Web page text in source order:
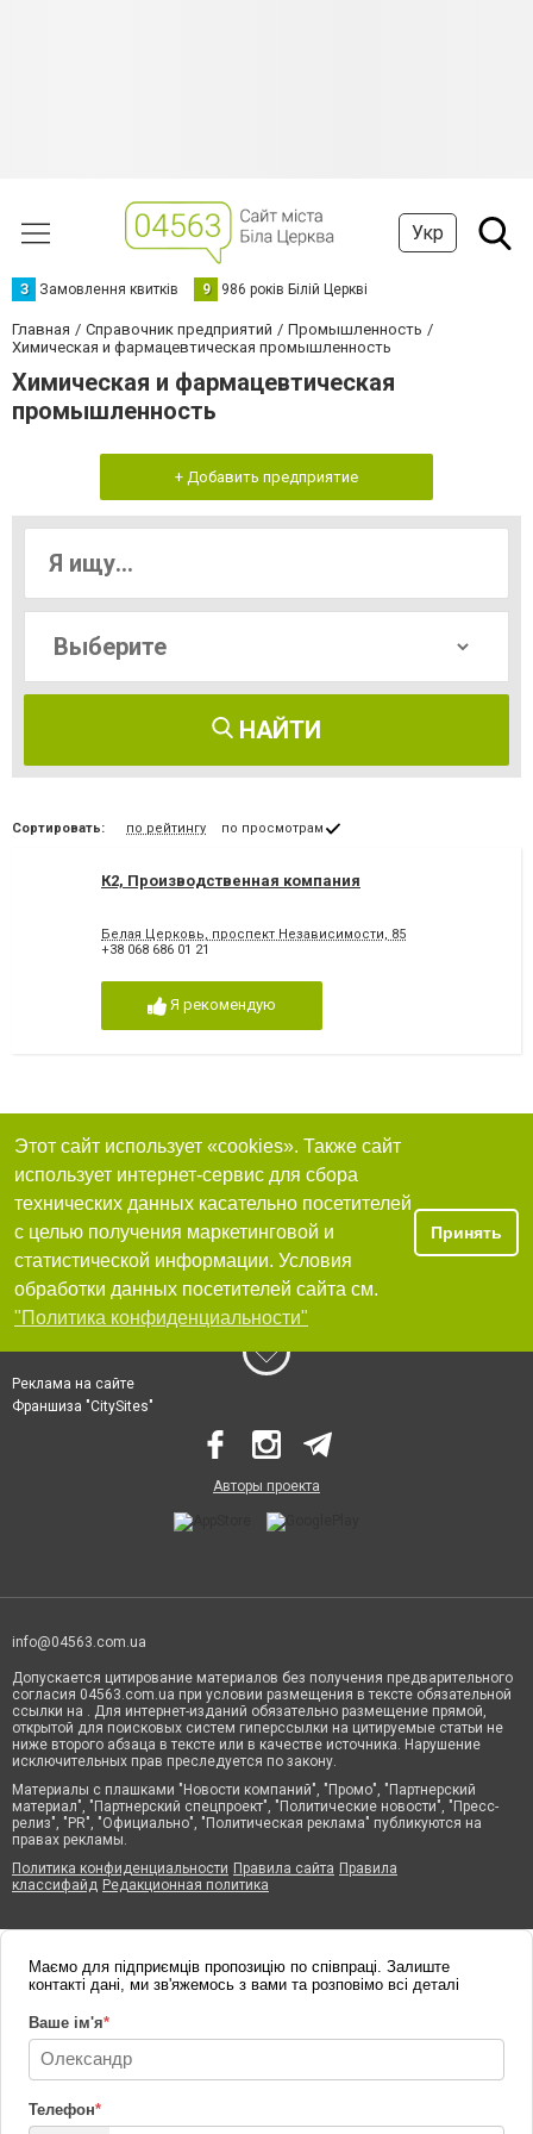
Укр
З Замовлення квитків 9 986 років Білій Церкві
Главная Справочник предприятий
Промышленность
Химическая и фармацевтическая промышленность
Химическая и фармацевтическая
промышленность
+ Добавить предприятие
НАЙТИ
Сортировать: по рейтингу по просмотрам
К2, Производственная компания
Белая Церковь, проспект Независимости, 85
+38 068 686 01 21
Я рекомендую
Этот сайт использует «cookies». Также сайт
использует интернет-сервис для сбора
технических данных касательно посетителей
с целью получения маркетинговой и
статистической информации. Условия
обработки данных посетителей сайта см.
"Политика конфиденциальности"
Принять
Реклама на сайте
Франшиза "CitySites"
Авторы проекта
info@04563.com.ua
Допускается цитирование материалов без получения предварительного
согласия 04563.com.ua при условии размещения в тексте обязательной
ссылки на . Для интернет-изданий обязательно размещение прямой,
открытой для поисковых систем гиперссылки на цитируемые статьи не
ниже второго абзаца в тексте или в качестве источника. Нарушение
исключительных прав преследуется по закону.
Материалы с плашками "Новости компаний", "Промо", "Партнерский
материал", "Партнерский спецпроект", "Политические новости", "Пресс-
релиз", "PR", "Официально", "Политическая реклама" публикуются на
правах рекламы.
Политика конфиденциальности Правила сайта Правила
классифайд Редакционная политика
Маємо для підприємців пропозицію по співпраці. Залиште
контакті дані, ми зв'яжемось з вами та розповімо всі деталі
Ваше ім'я*
Телефон*